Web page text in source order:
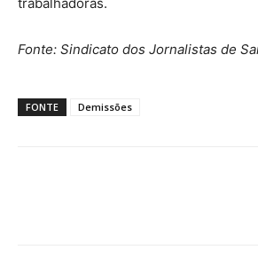
Fonte: Sindicato dos Jornalistas de
FONTE Demissões